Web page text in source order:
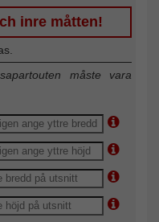
inre måtten!
måste vara